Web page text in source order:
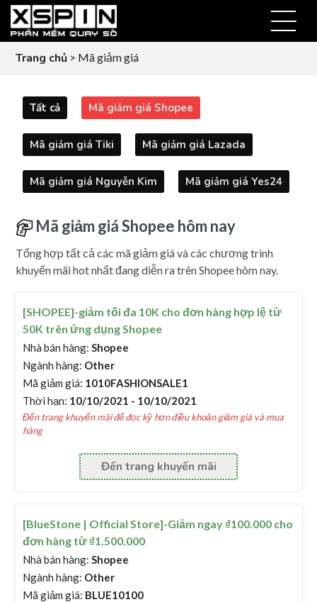
Trang chủ > Mã giảm giá
Tất cả Mã giảm giá Shopee
Mã giảm giá Tiki Mã giảm giá Lazada
Mã giảm giá Nguyễn Kim Mã giảm giá Yes24
Mã giảm giá Shopee hôm nay
Tổng hợp tất cả các mã giảm giá và các chương trình
khuyến mãi hot nhất đang diễn ra trên Shopee hôm nay.
[SHOPEE]-giảm tối đa 10K cho đơn hàng hợp lệ từ
50K trên ứng dụng Shopee
Nhà bán hàng: Shopee
Ngành hàng: Other
Mã giảm giá: 1010FASHIONSALE1
Thời hạn: 10/10/2021 - 10/10/2021
Đến trang khuyến mãi để đọc kỹ hơn điều khoản giảm giá và mua
hàng
Đến trang khuyến mãi
[BlueStone | Official Store]-Giảm ngay ₫100.000 cho
đơn hàng từ ₫1.500.000
Nhà bán hàng: Shopee
Ngành hàng: Other
Mã giảm giá: BLUE10100